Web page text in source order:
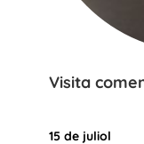
Visita
15 de juliol